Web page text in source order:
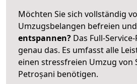
Möchten Sie sich vollständig
Umzugsbelangen befreien
entspannen? Das Full-
genau das. Es umfasst alle
einen stressfreien Umzug von
Petroșani benötigen.